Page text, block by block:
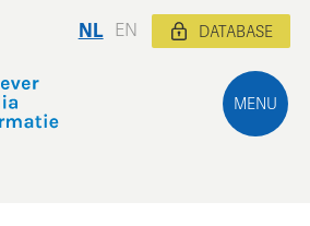
MENU
NL EN DATABASE